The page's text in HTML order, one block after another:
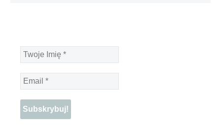
Twoje
Imię
*
Email
*